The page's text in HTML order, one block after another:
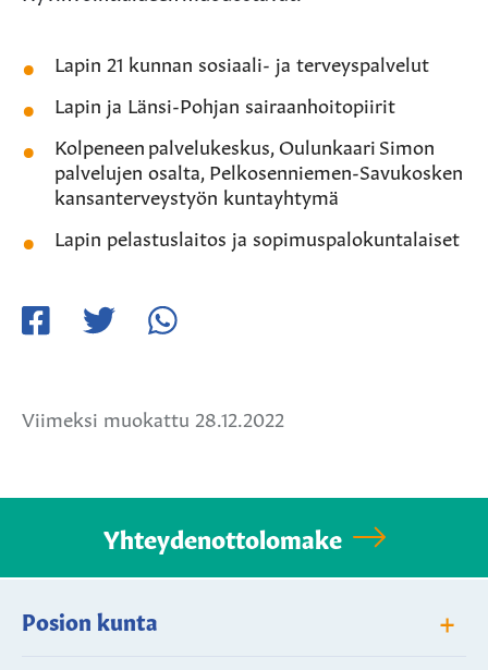
Lapin 21 kunnan sosiaali- ja terveyspalvelut
Lapin ja Länsi-Pohjan sairaanhoitopiirit
Kolpeneen palvelukeskus, Oulunkaari Simon
palvelujen osalta, Pelkosenniemen-Savukosken
kansanterveystyön kuntayhtymä
Lapin pelastuslaitos ja sopimuspalokuntalaiset
Viimeksi muokattu 28.12.2022
Yhteydenottolomake
Posion kunta +